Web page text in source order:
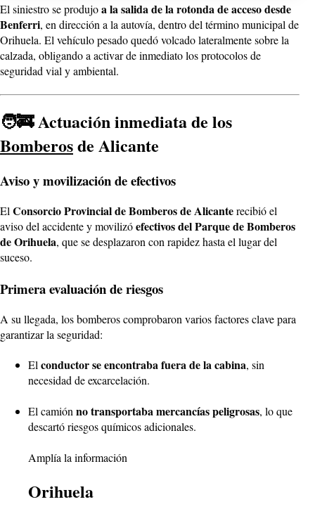
El siniestro se produjoa la salida de la rotonda de acceso desde
Benferri, en dirección a la autovía, dentro del término municipal de
Orihuela. El vehículo pesado quedó volcado lateralmente sobre la
calzada, obligando a activar de inmediato los protocolos de
seguridad vial y ambiental.
🧑‍🚒 Actuación inmediata de los
Bomberosde Alicante
Aviso y movilización de efectivos
El Consorcio Provincial de Bomberos de Alicanterecibió el
aviso del accidente y movilizóefectivos del Parque de Bomberos
de Orihuela, que se desplazaron con rapidez hasta el lugar del
suceso.
Primera evaluación de riesgos
A su llegada, los bomberos comprobaron varios factores clave para
garantizar la seguridad:
Elconductor se encontraba fuera de la cabina, sin
necesidad de excarcelación.
El camión no transportaba mercancías peligrosas, lo que
descartó riesgos químicos adicionales.
Amplía la información
Orihuela